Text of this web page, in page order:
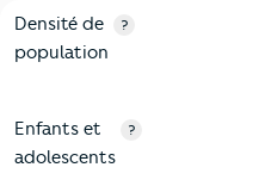
2-Habitants
Critères Bouzigues
Densité de
population
?
Enfants et
adolescents
?